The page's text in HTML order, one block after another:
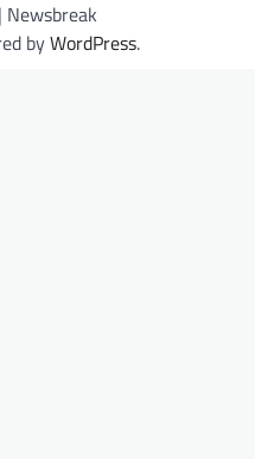
| Newsbreak
byWordPress.